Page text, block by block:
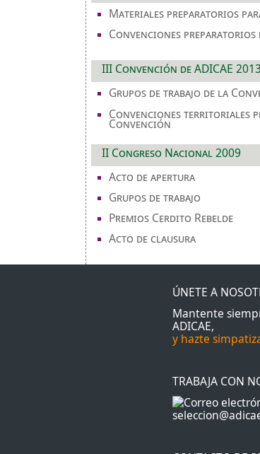
Materiales preparatorios
Convenciones preparatorios
III Convención de ADICAE 2013
Grupos de trabajo de la
Convenciones territoriales
Convención
II Congreso Nacional 2009
Acto de apertura
Grupos de trabajo
Premios Cerdito Rebelde
Acto de clausura
ÚNETE A
Mantente
ADICAE,
y hazte
TRABAJA CON